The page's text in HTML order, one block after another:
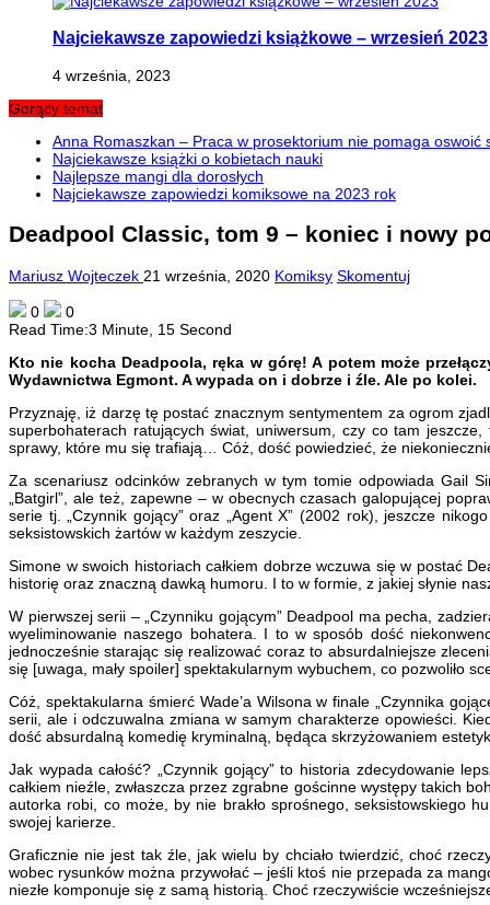
Najciekawsze zapowiedzi książkowe – wrzesień 2023
4 września, 2023
Gorący temat
Anna Romaszkan – Praca w prosektorium nie pomaga oswoić
Najciekawsze książki o kobietach nauki
Najlepsze mangi dla dorosłych
Najciekawsze zapowiedzi komiksowe na 2023 rok
Deadpool Classic, tom 9 – koniec i nowy
Mariusz Wojteczek 21 września, 2020 Komiksy Skomentuj
0
0
Read Time:3 Minute, 15 Second
Kto nie kocha Deadpoola, ręka w górę! A potem może
Wydawnictwa Egmont. A wypada on i dobrze i źle. Ale po kolei.
Przyznaję, iż darzę tę postać znacznym sentymentem za ogrom
superbohaterach ratujących świat, uniwersum, czy co tam
sprawy, które mu się trafiają… Cóż, dość powiedzieć, że
Za scenariusz odcinków zebranych w tym tomie odpowiada Gail
„Batgirl”, ale też, zapewne – w obecnych czasach galopującej
serie tj. „Czynnik gojący” oraz „Agent X” (2002 rok), jeszcze
seksistowskich żartów w każdym zeszycie.
Simone w swoich historiach całkiem dobrze wczuwa się w postać
historię oraz znaczną dawką humoru. I to w formie, z jakiej słynie
W pierwszej serii – „Czynniku gojącym” Deadpool ma pecha,
wyeliminowanie naszego bohatera. I to w sposób dość
jednocześnie starając się realizować coraz to absurdalniejsze
się [uwaga, mały spoiler] spektakularnym wybuchem, co pozwoliło
Cóż, spektakularna śmierć Wade’a Wilsona w finale „Czynnika
serii, ale i odczuwalna zmiana w samym charakterze opowieści.
dość absurdalną komedię kryminalną, będąca skrzyżowaniem
Jak wypada całość? „Czynnik gojący” to historia zdecydowanie
całkiem nieźle, zwłaszcza przez zgrabne gościnne występy takich
autorka robi, co może, by nie brakło sprośnego, seksistowskiego
swojej karierze.
Graficznie nie jest tak źle, jak wielu by chciało twierdzić, choć
wobec rysunków można przywołać – jeśli ktoś nie przepada za
niezłe komponuje się z samą historią. Choć rzeczywiście